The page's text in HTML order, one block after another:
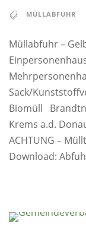
MÜLLABFUHR
Müllabfuhr –
Sack/
Biomüll
Krems a.d.
ACHTUNG –
Download: